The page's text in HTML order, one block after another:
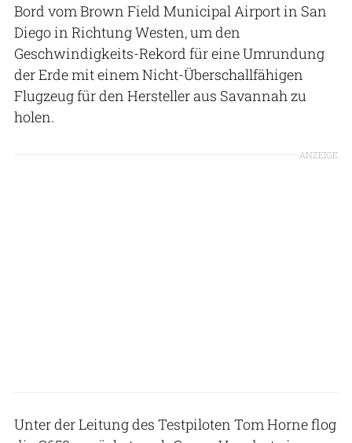
Bord vom Brown Field Municipal Airport in San
Diego in Richtung Westen, um den
Geschwindigkeits-Rekord für eine Umrundung
der Erde mit einem Nicht-Überschallfähigen
Flugzeug für den Hersteller aus Savannah zu
holen.
ANZEIGE
Unter der Leitung des Testpiloten Tom Horne flog